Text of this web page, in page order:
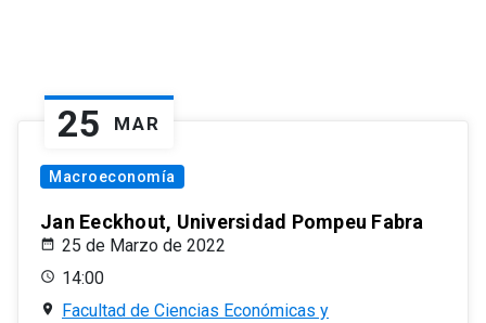
25 MAR
Macroeconomía
Jan Eeckhout, Universidad Pompeu Fabra
25 de Marzo de 2022
14:00
Facultad de Ciencias Económicas y